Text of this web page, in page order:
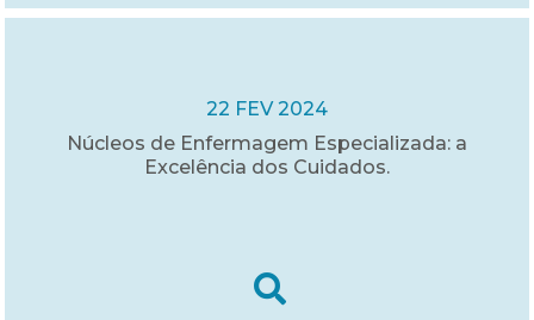
22 FEV 2024
Núcleos de Enfermagem Especializada: a
Excelência dos Cuidados.